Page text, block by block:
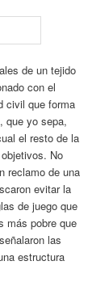
de un tejido
con el
civil que forma
que yo sepa,
el resto de la
No
reclamo de una
evitar la
de juego que
más pobre que
las
estructura